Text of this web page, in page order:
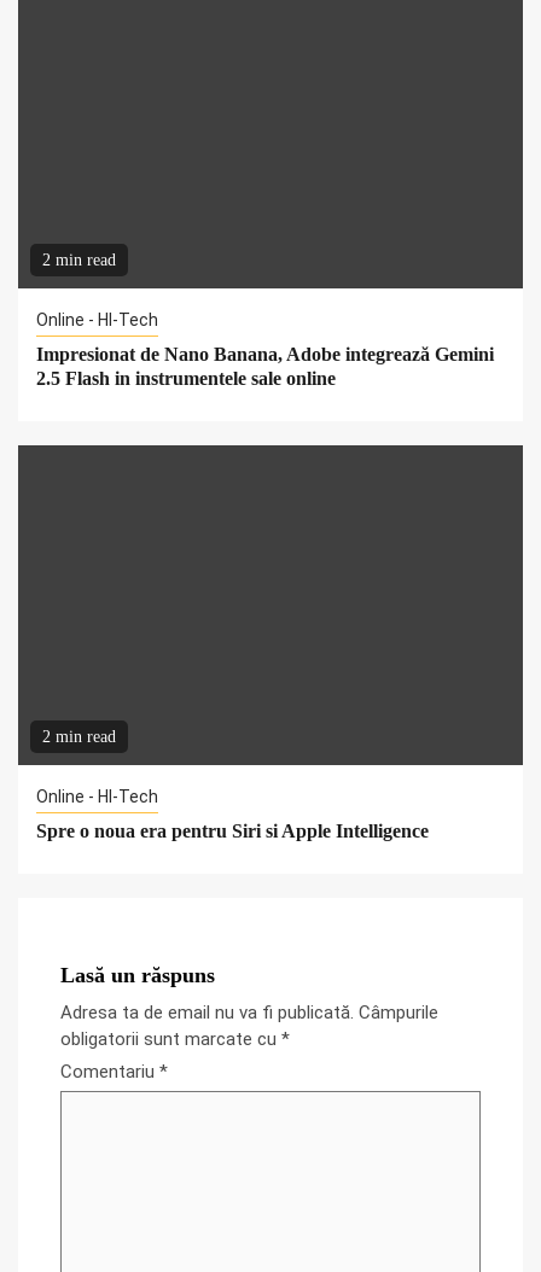
2 min read
Online - HI-Tech
Impresionat de Nano Banana, Adobe integrează Gemini
2.5 Flash in instrumentele sale online
2 min read
Online - HI-Tech
Spre o noua era pentru Siri si Apple Intelligence
Lasă un răspuns
Adresa ta de email nu va fi publicată. Câmpurile
obligatorii sunt marcate cu *
Comentariu *